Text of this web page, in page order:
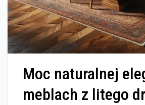
Moc naturalnej
meblach z litego